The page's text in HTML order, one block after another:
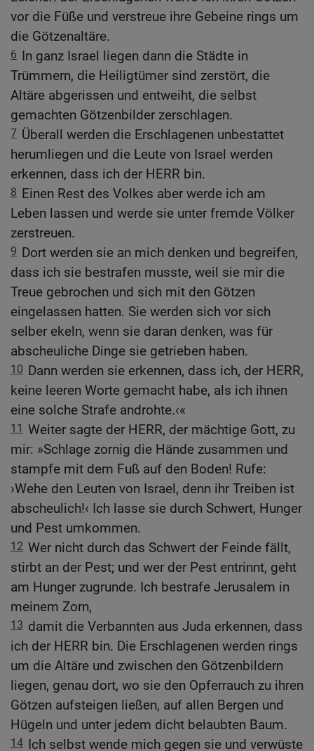
vor die Füße und verstreue ihre Gebeine rings um
die Götzenaltäre.
6 In ganz Israel liegen dann die Städte in
Trümmern, die Heiligtümer sind zerstört, die
Altäre abgerissen und entweiht, die selbst
gemachten Götzenbilder zerschlagen.
7 Überall werden die Erschlagenen unbestattet
herumliegen und die Leute von Israel werden
erkennen, dass ich der HERR bin.
8 Einen Rest des Volkes aber werde ich am
Leben lassen und werde sie unter fremde Völker
zerstreuen.
9 Dort werden sie an mich denken und begreifen,
dass ich sie bestrafen musste, weil sie mir die
Treue gebrochen und sich mit den Götzen
eingelassen hatten. Sie werden sich vor sich
selber ekeln, wenn sie daran denken, was für
abscheuliche Dinge sie getrieben haben.
10 Dann werden sie erkennen, dass ich, der HERR,
keine leeren Worte gemacht habe, als ich ihnen
eine solche Strafe androhte.‹«
11 Weiter sagte der HERR, der mächtige Gott, zu
mir: »Schlage zornig die Hände zusammen und
stampfe mit dem Fuß auf den Boden! Rufe:
›Wehe den Leuten von Israel, denn ihr Treiben ist
abscheulich!‹ Ich lasse sie durch Schwert, Hunger
und Pest umkommen.
12 Wer nicht durch das Schwert der Feinde fällt,
stirbt an der Pest; und wer der Pest entrinnt, geht
am Hunger zugrunde. Ich bestrafe Jerusalem in
meinem Zorn,
13 damit die Verbannten aus Juda erkennen, dass
ich der HERR bin. Die Erschlagenen werden rings
um die Altäre und zwischen den Götzenbildern
liegen, genau dort, wo sie den Opferrauch zu ihren
Götzen aufsteigen ließen, auf allen Bergen und
Hügeln und unter jedem dicht belaubten Baum.
14 Ich selbst wende mich gegen sie und verwüste